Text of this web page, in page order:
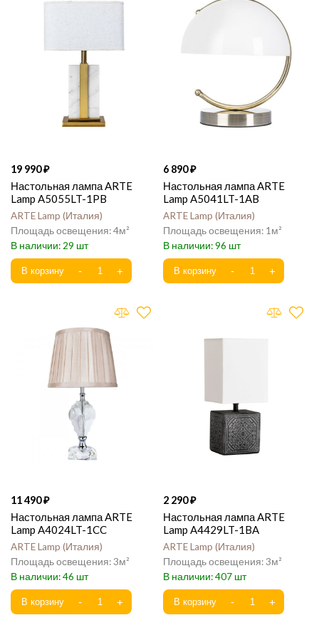
19 990
Настольная лампа ARTE
Lamp A5055LT-1PB
ARTE Lamp Италия
4
29
6 890
Настольная лампа ARTE
Lamp A5041LT-1AB
ARTE Lamp Италия
1
96
11 490
Настольная лампа ARTE
Lamp A4024LT-1CC
ARTE Lamp Италия
3
46
2 290
Настольная лампа ARTE
Lamp A4429LT-1BA
ARTE Lamp Италия
3
407